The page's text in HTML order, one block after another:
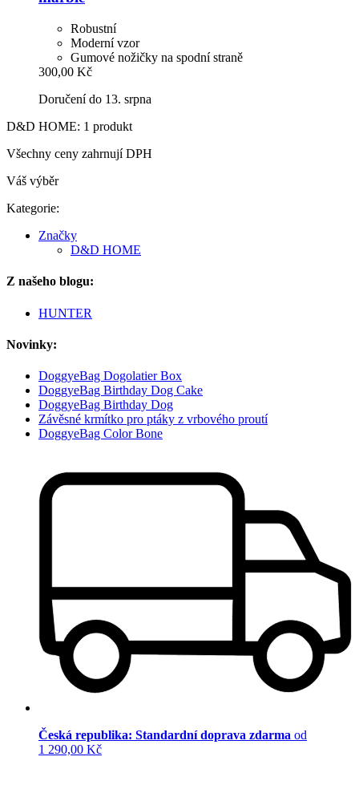
Robustní
Moderní vzor
Gumové nožičky na spodní straně
300,00 Kč
Doručení do 13. srpna
D&D HOME: 1 produkt
Všechny ceny zahrnují DPH
Váš výběr
Kategorie:
Značky
D&D HOME
Z našeho blogu:
HUNTER
Novinky:
DoggyeBag Dogolatier Box
DoggyeBag Birthday Dog Cake
DoggyeBag Birthday Dog
Závěsné krmítko pro ptáky z vrbového proutí
DoggyeBag Color Bone
Česká republika: Standardní doprava zdarma od
1 290,00 Kč